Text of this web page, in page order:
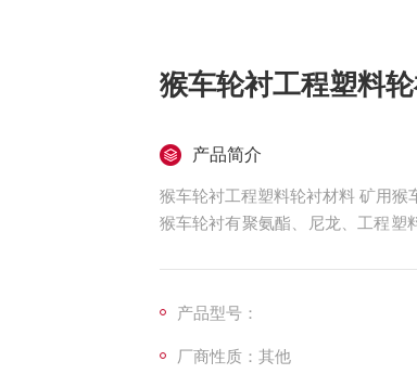
猴车轮衬工程塑料
产品简介
猴车轮衬工程塑料轮衬材料 矿用猴
猴车轮衬有聚氨酯、尼龙、工程塑
产品型号：
厂商性质：其他